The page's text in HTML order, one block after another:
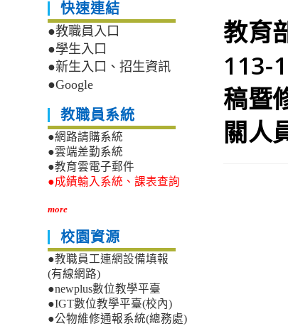
教育
113-
稿暨
關人
快速連結
●教職員入口
●學生入口
●新生入口、招生資訊
●Google
教職員系統
●網路請購系統
●雲端差勤系統
●教育雲電子郵件
●成績輸入系統、課表查詢
more
校園資源
●教職員工連網設備填報
(有線網路)
●newplus數位教學平臺
●IGT數位教學平臺(校內)
●公物維修通報系統(總務處)